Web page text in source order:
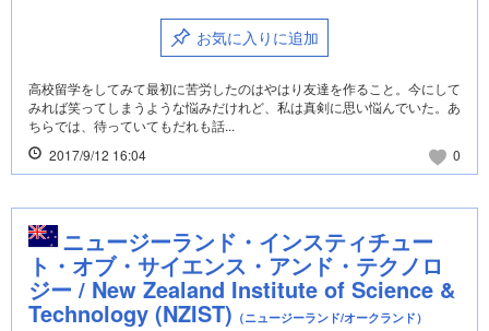
お気に入りに追加
高校留学をしてみて最初に苦労したのはやはり友達を作ること。今にして
みれば笑ってしまうような悩みだけれど、私は真剣に思い悩んでいた。あ
ちらでは、待っていてもだれも話...
2017/9/12 16:04
0
ニュージーランド・インスティチュー
ト・オブ・サイエンス・アンド・テクノロ
ジー / New Zealand Institute of Science &
Technology (NZIST) （ニュージーランド/オークランド）